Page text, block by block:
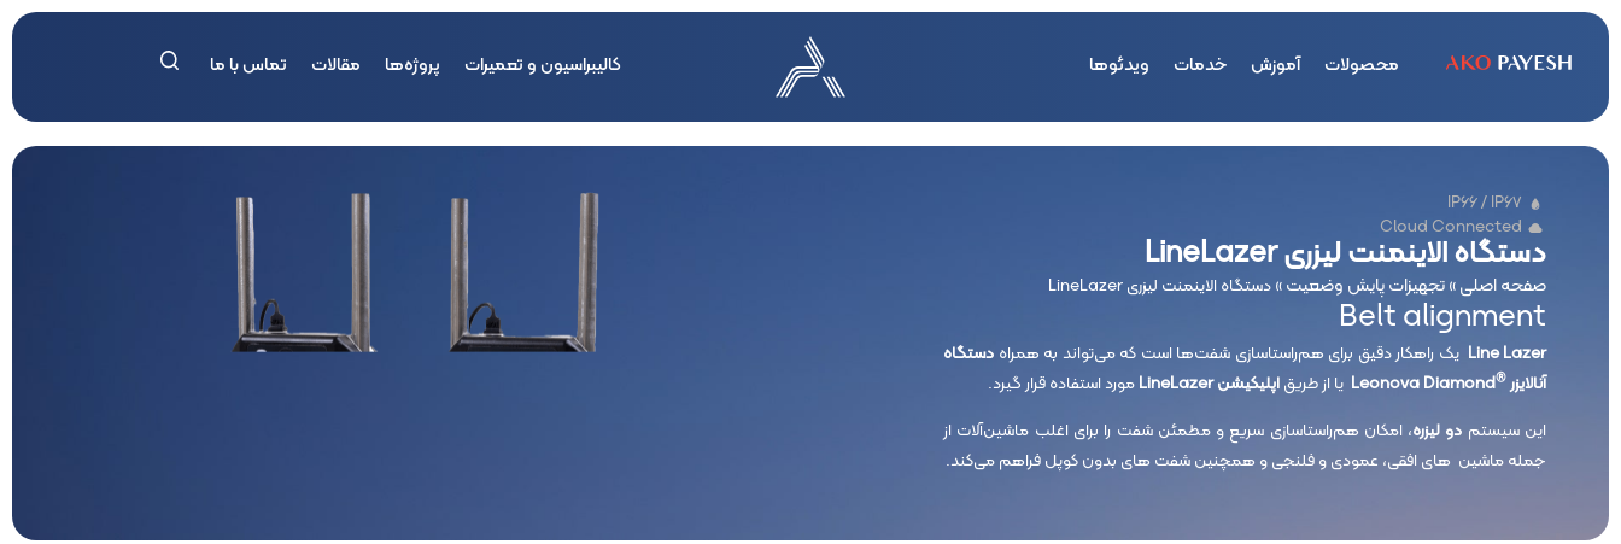
محصولات آموزش خدمات ویدئوها کالیبراسیون و تعمیرات پروژه‌ها مقالات تماس با ما
IP66 / IP67
Cloud Connected
دستگاه الاینمنت لیزری LineLazer
صفحه اصلی»تجهیزات پایش وضعیت»دستگاه الاینمنت لیزری LineLazer
Belt alignment
Line Lazer یک راهکار دقیق برای هم‌راستاسازی شفت‌ها است که می‌تواند به همراه دستگاه
آنالایزر®
Leonova Diamond یا از طریقاپلیکیشنLineLazer
مورد استفاده قرار گیرد.
این سیستم دو لیزره، امکان هم‌راستاسازی سریع و مطمئن شفت را برای اغلب ماشین‌آلات از
جمله ماشین های افقی، عمودی و فلنجی و همچنین شفت های بدون کوپل فراهم می‌کند.